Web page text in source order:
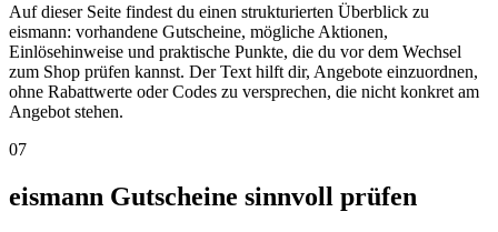
Auf dieser Seite findest du einen strukturierten Überblick zu
eismann: vorhandene Gutscheine, mögliche Aktionen,
Einlösehinweise und praktische Punkte, die du vor dem Wechsel
zum Shop prüfen kannst. Der Text hilft dir, Angebote einzuordnen,
ohne Rabattwerte oder Codes zu versprechen, die nicht konkret am
Angebot stehen.
07
eismann Gutscheine sinnvoll prüfen